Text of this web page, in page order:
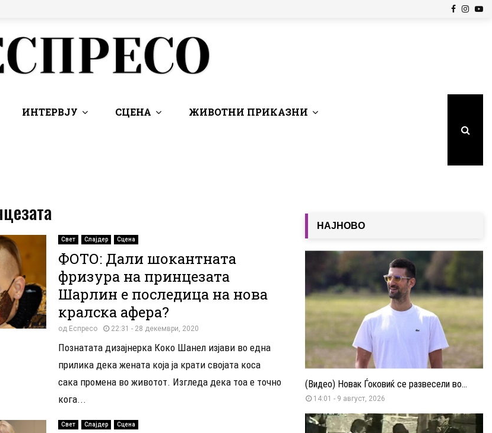
Facebook
ИНТЕРВЈУ СЦЕНА ЖИВОТНИ ПРИКАЗНИ
Свет Слајдер Сцена
ФОТО: Дали шокантната
фризура на принцезата
Шарлин е последица на нова
кралска афера?
од Еспресо 22:31 - 28 декември, 2020
Познатата дизајнерка Коко Шанел изјави во една
прилика дека жената која ја крати својата коса
сака промена во животот. Изгледа дека тоа е точно
кога...
Свет Слајдер Сцена
НАЈНОВО
(Видео) Новак Ѓоковиќ се развесели во...
14:01 - 9 август, 2026